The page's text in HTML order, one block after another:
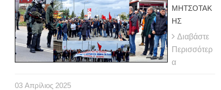
ΜΗΤΣΟΤΑΚ
ΗΣ
Διαβάστε
Περισσότερ
α
03 Απρίλιος 2025